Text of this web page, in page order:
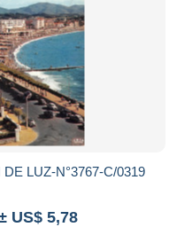
LUZ-N°3767-C/0319
US$ 5,78